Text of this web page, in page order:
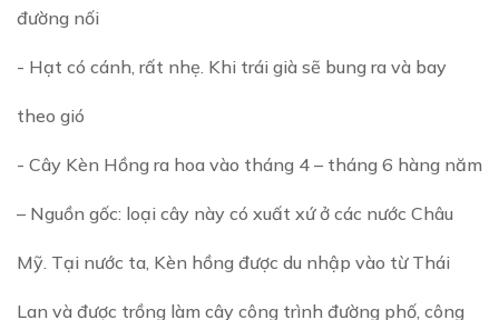
đường nối
- Hạt có cánh, rất nhẹ. Khi trái già sẽ bung ra và bay
theo gió
- Cây Kèn Hồng ra hoa vào tháng 4 – tháng 6 hàng năm
– Nguồn gốc: loại cây này có xuất xứ ở các nước Châu
Mỹ. Tại nước ta, Kèn hồng được du nhập vào từ Thái
Lan và được trồng làm cây công trình đường phố, công